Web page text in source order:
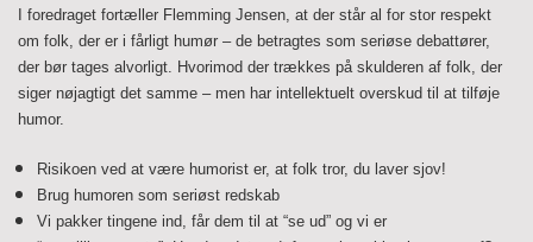
I foredraget fortæller Flemming Jensen, at der står al for stor respekt
om folk, der er i fårligt humør – de betragtes som seriøse debattører,
der bør tages alvorligt. Hvorimod der trækkes på skulderen af folk, der
siger nøjagtigt det samme – men har intellektuelt overskud til at tilføje
humor.
Risikoen ved at være humorist er, at folk tror, du laver sjov!
Brug humoren som seriøst redskab
Vi pakker tingene ind, får dem til at “se ud” og vi er